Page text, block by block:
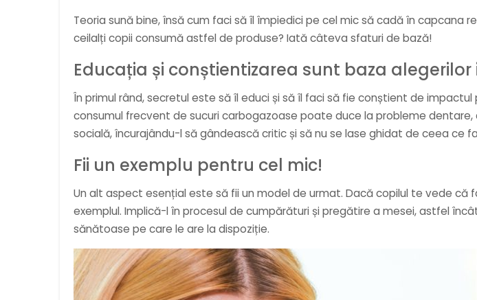
Teoria sună bine, însă cum faci să îl împiedici pe cel mic să cadă în capcana
ceilalți copii consumă astfel de produse? Iată câteva sfaturi de bază!
Educația și conștientizarea sunt baza
În primul rând, secretul este să îl educi și să îl faci să fie conștient de
consumul frecvent de sucuri carbogazoase poate duce la probleme
socială, încurajându-l să gândească critic și să nu se lase ghidat de ceea ce
Fii un exemplu pentru cel mic!
Un alt aspect esențial este să fii un model de urmat. Dacă copilul te vede
exemplul. Implică-l în procesul de cumpărături și pregătire a mesei, astfel
sănătoase pe care le are la dispoziție.